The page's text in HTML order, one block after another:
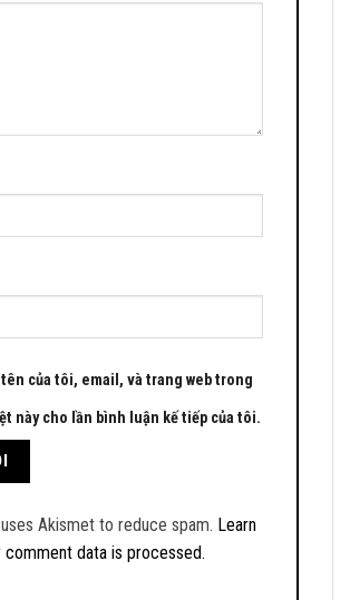
tên của tôi, email, và trang web trong
này cho lần bình luận kế tiếp của tôi.
Akismet to reduce spam. Learn
comment data is processed.